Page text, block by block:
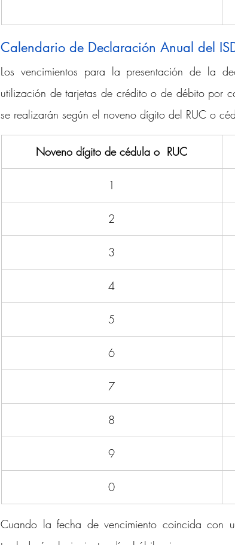
Calendario de Declaración Anual del
Los vencimientos para la presentación de la
utilización de tarjetas de crédito o de débito por
se realizarán según el noveno dígito del RUC o
Noveno dígito de cédula o  RUC
1
2
3
4
5
6
7
8
9
0
Cuando la fecha de vencimiento coincida con